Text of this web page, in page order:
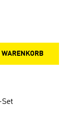
zu
WARENKORB